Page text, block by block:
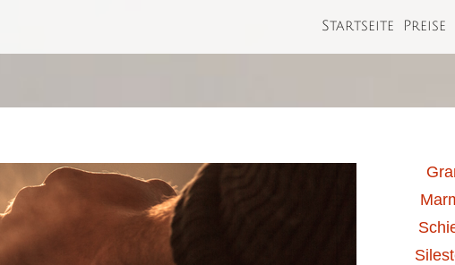
Startseite Preise